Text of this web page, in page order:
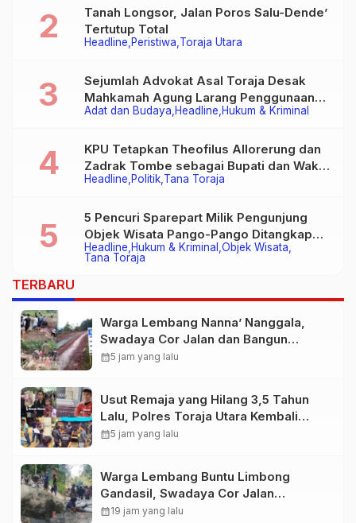
Headline Peristiwa Toraja Utara
Tanah Longsor, Jalan Poros Salu-Dende’
Tertutup Total
Adat dan Budaya Headline Hukum & Kriminal
Sejumlah Advokat Asal Toraja Desak
Mahkamah Agung Larang Penggunaan
Alat Berat pada Eksekusi Rumah Adat
Headline Politik Tana Toraja
KPU Tetapkan Theofilus Allorerung dan
Zadrak Tombe sebagai Bupati dan Wakil
Bupati Tana Toraja Terpilih
Headline Hukum & Kriminal Objek Wisata
Tana Toraja
5 Pencuri Sparepart Milik Pengunjung
Objek Wisata Pango-Pango Ditangkap
Polisi
TERBARU
Warga Lembang Nanna’ Nanggala,
Swadaya Cor Jalan dan Bangun
Jembatan
calendar_month5 jam yang lalu
Usut Remaja yang Hilang 3,5 Tahun
Lalu, Polres Toraja Utara Kembali
Datangi TKP
calendar_month5 jam yang lalu
Warga Lembang Buntu Limbong
Gandasil, Swadaya Cor Jalan
Sepanjang 500 Meter
calendar_month19 jam yang lalu